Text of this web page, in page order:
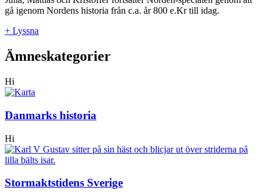
gå igenom Nordens historia från c.a. år 800 e.Kr till idag.
+ Lyssna
Ämneskategorier
Hi
Danmarks historia
Hi
Stormaktstidens Sverige